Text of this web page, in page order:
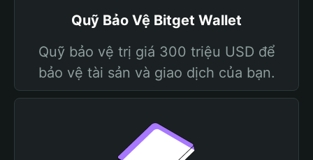
Quỹ Bảo Vệ Bitget Wallet
Quỹ bảo vệ trị giá 300 triệu USD để
bảo vệ tài sản và giao dịch của bạn.